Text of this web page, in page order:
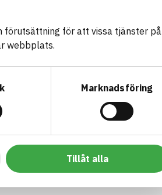
förutsättning för att vissa tjänster på
webbplats.
Marknadsföring
Tillåt alla